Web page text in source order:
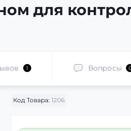
для
1 Вопросы 0
Код Товара: 1206